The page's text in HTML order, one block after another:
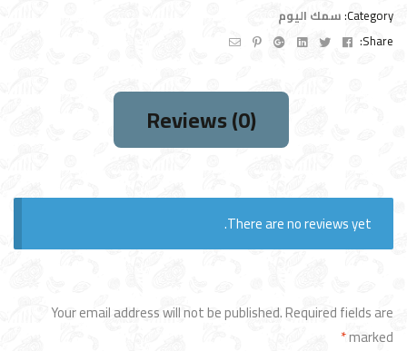
Category: سمك اليوم
Share:
Facebook
Twitter
Linkedin
Google+
Pinterest
Email
Reviews (0)
There are no reviews yet.
Your email address will not be published.Required fields are
marked
*